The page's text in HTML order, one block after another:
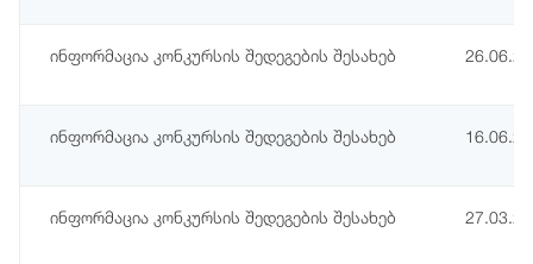
ინფორმაცია კონკურსის შედეგების შესახებ
ინფორმაცია კონკურსის შედეგების შესახებ
ინფორმაცია კონკურსის შედეგების შესახებ